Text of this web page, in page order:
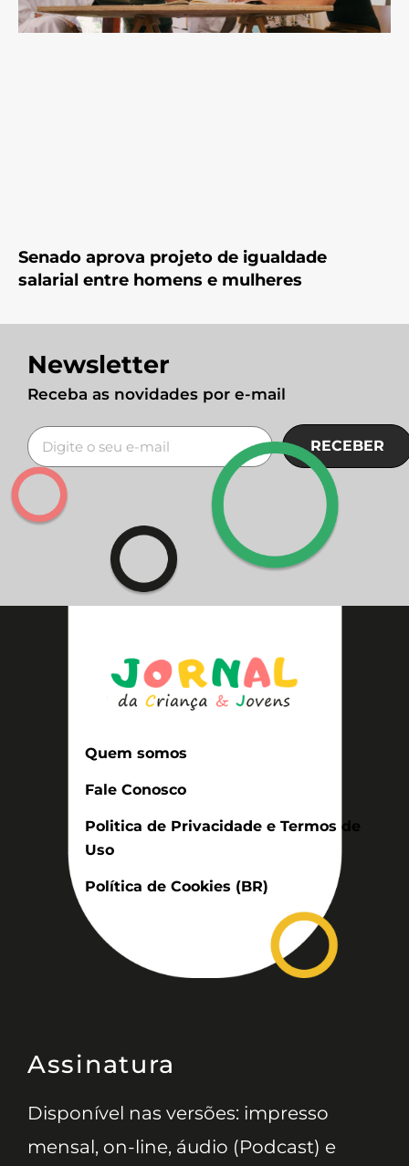
Senado aprova projeto de igualdade
salarial entre homens e mulheres
Newsletter
Receba as novidades por e-mail
RECEBER
Quem somos
Fale Conosco
Politica de Privacidade e Termos de
Uso
Política de Cookies (BR)
Assinatura
Disponível nas versões: impresso
mensal, on-line, áudio (Podcast) e